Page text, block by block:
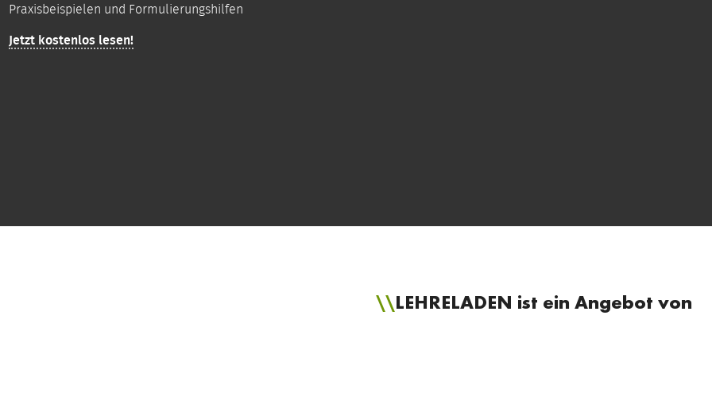
Praxisbeispielen und Formulierungshilfen
Jetzt kostenlos lesen!
LEHRELADEN ist ein Angebot von